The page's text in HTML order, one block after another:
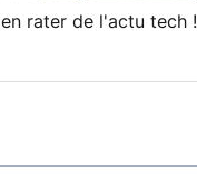
rater de l'actu tech !